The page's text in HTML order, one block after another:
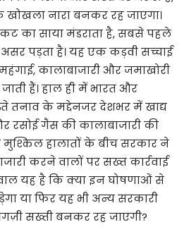
नारा बनकर रह जाएगा।
का साया मंडराता है, सबसे पहले
पड़ता है। यह एक कड़वी सच्चाई
कालाबाजारी और जमाखोरी
हैं। हाल ही में भारत और
तनाव के मद्देनजर देशभर में खाद्य
रसोई गैस की कालाबाजारी की
मुश्किल हालातों के बीच सरकार ने
करने वालों पर सख्त कार्रवाई
यह है कि क्या इन घोषणाओं से
या फिर यह भी अन्य सरकारी
सख्ती बनकर रह जाएगी?